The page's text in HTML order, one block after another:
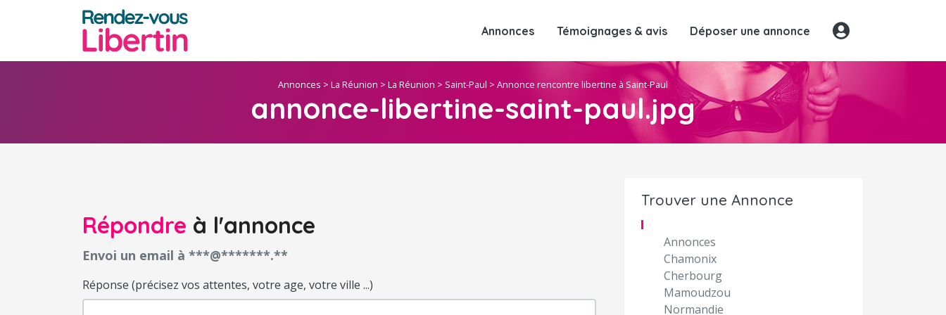
Annonces Témoignages & avis Déposer une annonce
Annonces > La Réunion > La Réunion > Saint-Paul > Annonce rencontre libertine à Saint-Paul
annonce-libertine-saint-paul.jpg
Répondre à l'annonce
Envoi un email à ***@*******.**
Réponse (précisez vos attentes, votre age, votre ville ...)
Trouver une Annonce
Annonces
Chamonix
Cherbourg
Mamoudzou
Normandie